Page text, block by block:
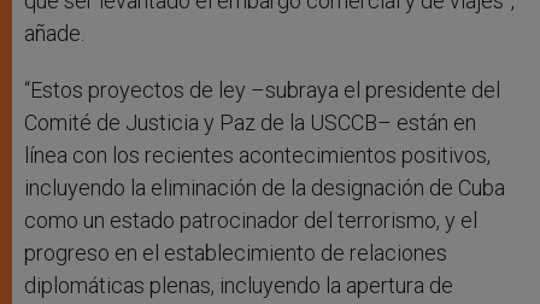
añade.
“Estos proyectos de ley –subraya el presidente del
Comité de Justicia y Paz de la USCCB– están en
línea con los recientes acontecimientos positivos,
incluyendo la eliminación de la designación de Cuba
como un estado patrocinador del terrorismo, y el
progreso en el establecimiento de relaciones
diplomáticas plenas, incluyendo la apertura de